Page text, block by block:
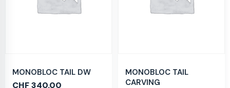
MONOBLOC TAIL DW
CHF340.00
MONOBLOC TAIL
CARVING